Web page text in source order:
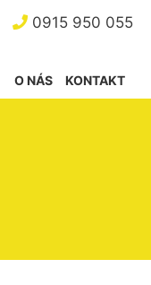
0915 950 055
KONTAKT
O NÁS